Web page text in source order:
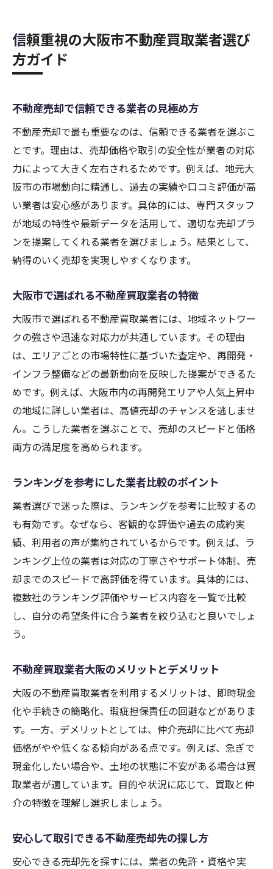
信頼重視の大阪市不動産買取業者選び
方ガイド
不動産売却で信頼できる業者の見極め方
不動産売却で最も重要なのは、信頼できる業者を選ぶこ
とです。理由は、売却価格や取引の安全性が業者の対応
力によって大きく左右されるためです。例えば、地元大
阪市の市場動向に精通し、過去の実績や口コミ評価が高
い業者は安心感があります。具体的には、専門スタッフ
が地域の特性や最新データを活用して、適切な売却プラ
ンを提案してくれる業者を選びましょう。結果として、
納得のいく売却を実現しやすくなります。
大阪市で選ばれる不動産買取業者の特徴
大阪市で選ばれる不動産買取業者には、地域ネットワー
クの強さや迅速な対応力が共通しています。その理由
は、エリアごとの市場特性に基づいた査定や、再開発・
インフラ整備などの最新動向を反映した提案ができるた
めです。例えば、大阪市内の再開発エリアや人気上昇中
の地域に詳しい業者は、高値売却のチャンスを逃しませ
ん。こうした業者を選ぶことで、売却のスピードと価格
両方の満足度を高められます。
ランキングを参考にした業者比較のポイント
業者選びで迷った際は、ランキングを参考に比較するの
も有効です。なぜなら、客観的な評価や過去の成約実
績、利用者の声が集約されているからです。例えば、ラ
ンキング上位の業者は対応の丁寧さやサポート体制、売
却までのスピードで高評価を得ています。具体的には、
複数社のランキング評価やサービス内容を一覧で比較
し、自分の希望条件に合う業者を絞り込むと良いでしょ
う。
不動産買取業者大阪のメリットとデメリット
大阪の不動産買取業者を利用するメリットは、即時現金
化や手続きの簡略化、瑕疵担保責任の回避などがありま
す。一方、デメリットとしては、仲介売却に比べて売却
価格がやや低くなる傾向がある点です。例えば、急ぎで
現金化したい場合や、土地の状態に不安がある場合は買
取業者が適しています。目的や状況に応じて、買取と仲
介の特徴を理解し選択しましょう。
安心して取引できる不動産売却先の探し方
安心できる売却先を探すには、業者の免許・資格や実